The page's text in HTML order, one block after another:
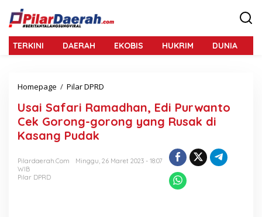
TERKINI DAERAH EKOBIS HUKRIM DUNIA
Homepage / Pilar DPRD
a
S
a
Usai Safari Ramadhan, Edi Purwanto
Cek Gorong-gorong yang Rusak di
Kasang Pudak
Pilardaerah.com
Minggu, 26 Maret 2023 - 18:07
WIB
Pilar DPRD